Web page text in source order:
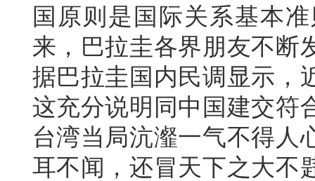
国原则是国际关系基本
来，巴拉圭各界朋友不断
据巴拉圭国内民调显示，
这充分说明同中国建交符
台湾当局沆瀣一气不得人
耳不闻，还冒天下之大不